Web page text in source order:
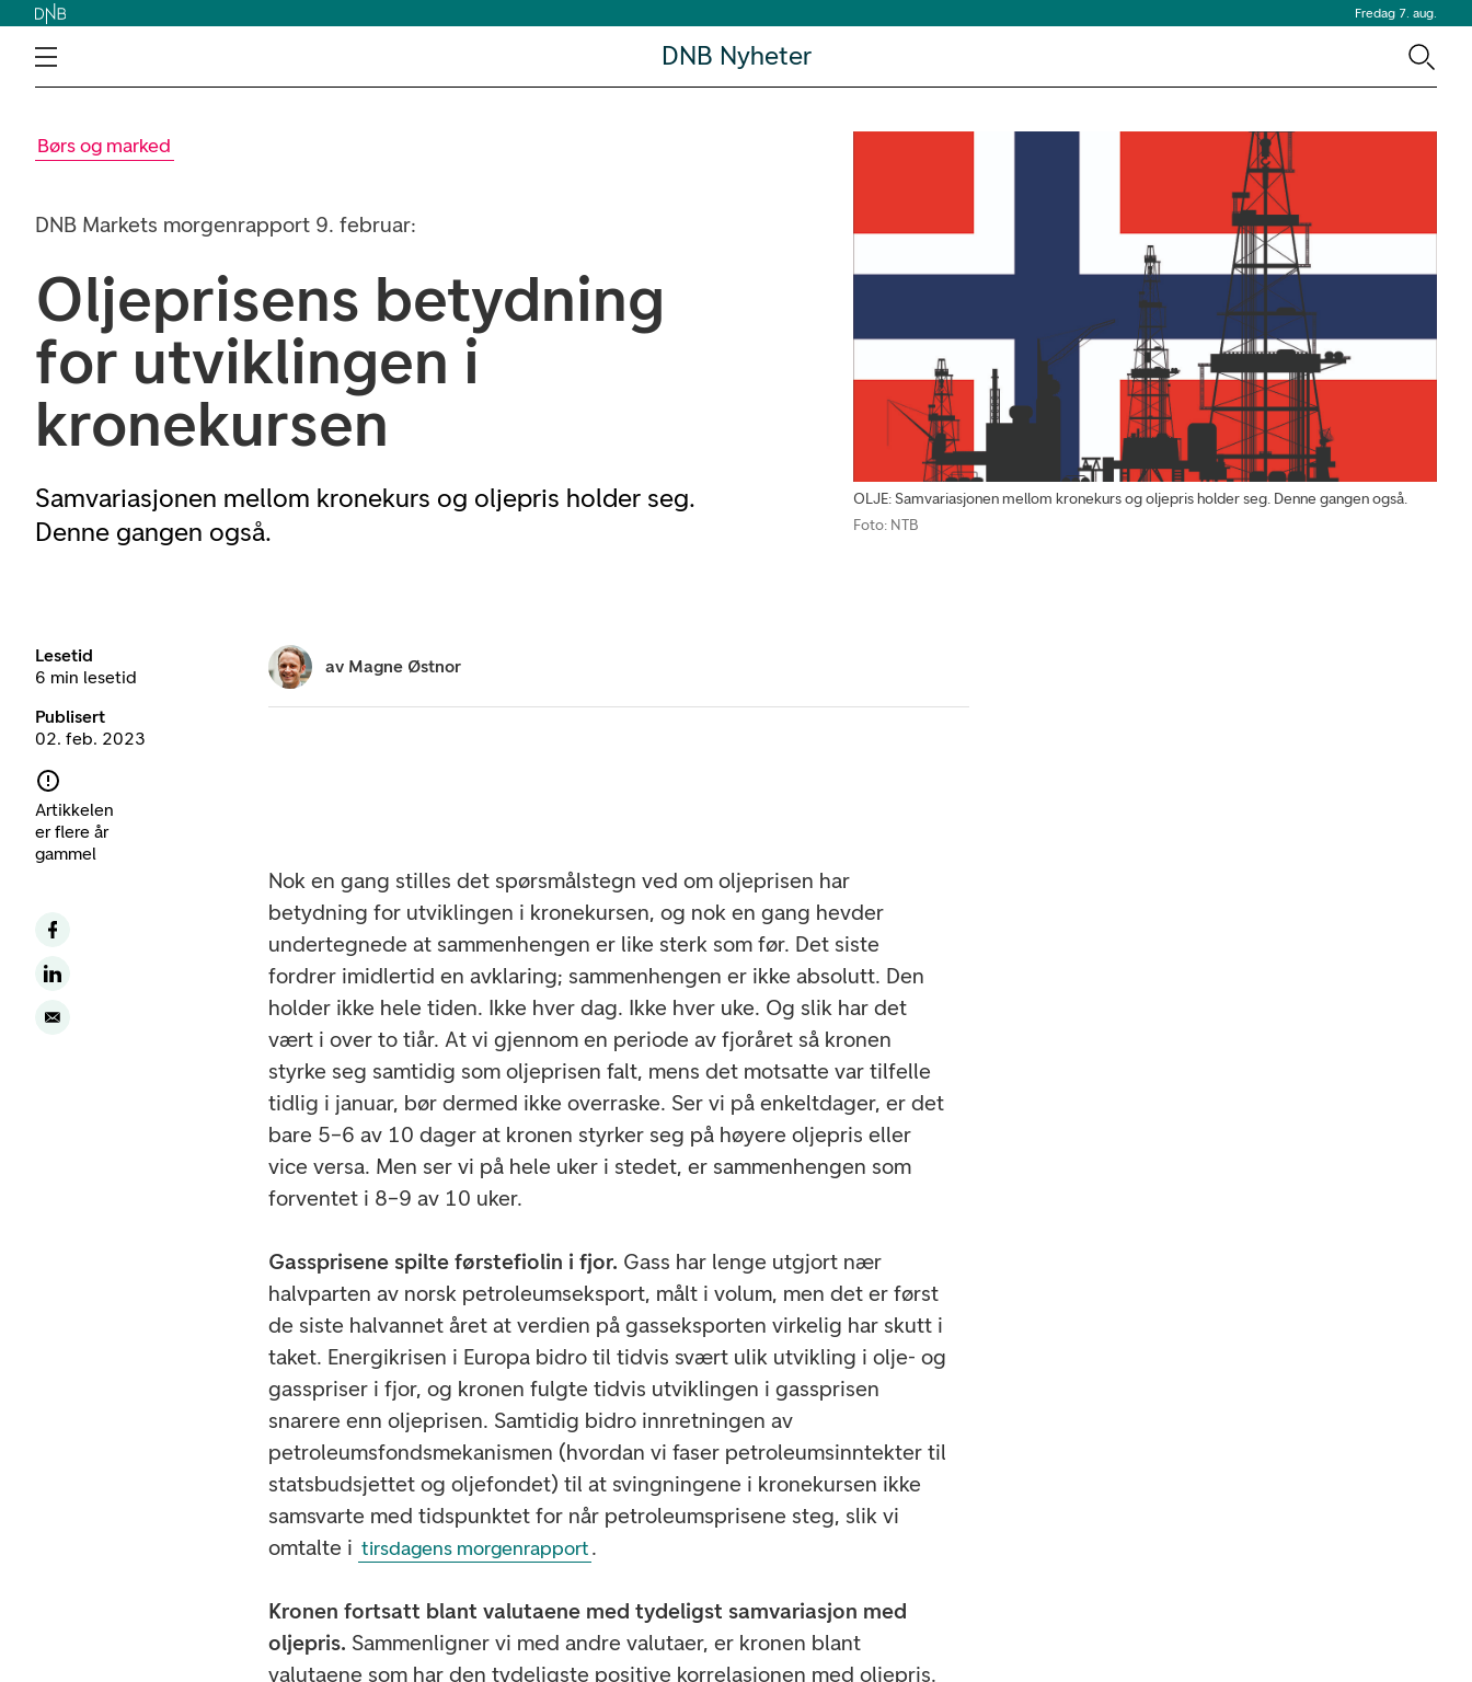
Fredag 7. aug.
DNB Nyheter
Børs og marked
DNB Markets morgenrapport 9. februar:
Oljeprisens betydning
for utviklingen i
kronekursen
Samvariasjonen mellom kronekurs og oljepris holder seg.
Denne gangen også.
OLJE: Samvariasjonen mellom kronekurs og oljepris holder seg. Denne gangen også.
Foto: NTB
Lesetid
6 min lesetid
Publisert
02. feb. 2023
Artikkelen
er flere år
gammel
av Magne Østnor
Nok en gang stilles det spørsmålstegn ved om oljeprisen har
betydning for utviklingen i kronekursen, og nok en gang hevder
undertegnede at sammenhengen er like sterk som før. Det siste
fordrer imidlertid en avklaring; sammenhengen er ikke absolutt. Den
holder ikke hele tiden. Ikke hver dag. Ikke hver uke. Og slik har det
vært i over to tiår. At vi gjennom en periode av fjoråret så kronen
styrke seg samtidig som oljeprisen falt, mens det motsatte var tilfelle
tidlig i januar, bør dermed ikke overraske. Ser vi på enkeltdager, er det
bare 5–6 av 10 dager at kronen styrker seg på høyere oljepris eller
vice versa. Men ser vi på hele uker i stedet, er sammenhengen som
forventet i 8–9 av 10 uker.
Gassprisene spilte førstefiolin i fjor. Gass har lenge utgjort nær
halvparten av norsk petroleumseksport, målt i volum, men det er først
de siste halvannet året at verdien på gasseksporten virkelig har skutt i
taket. Energikrisen i Europa bidro til tidvis svært ulik utvikling i olje- og
gasspriser i fjor, og kronen fulgte tidvis utviklingen i gassprisen
snarere enn oljeprisen. Samtidig bidro innretningen av
petroleumsfondsmekanismen (hvordan vi faser petroleumsinntekter til
statsbudsjettet og oljefondet) til at svingningene i kronekursen ikke
samsvarte med tidspunktet for når petroleumsprisene steg, slik vi
omtalte i tirsdagens morgenrapport.
Kronen fortsatt blant valutaene med tydeligst samvariasjon med
oljepris. Sammenligner vi med andre valutaer, er kronen blant
valutaene som har den tydeligste positive korrelasjonen med oljepris.